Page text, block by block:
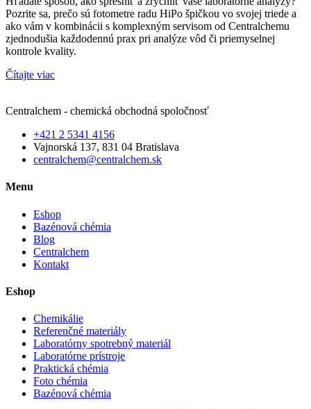
Pozrite sa, prečo sú fotometre radu HiPo špičkou vo svojej triede a
ako vám v kombinácii s komplexným servisom od Centralchemu
zjednodušia každodennú prax pri analýze vôd či priemyselnej
kontrole kvality.
Čítajte viac
Centralchem - chemická obchodná spoločnosť
+421 2 5341 4156
Vajnorská 137, 831 04 Bratislava
centralchem@centralchem.sk
Menu
Eshop
Bazénová chémia
Blog
Centralchem
Kontakt
Eshop
Chemikálie
Referenčné materiály
Laboratórny spotrebný materiál
Laboratórne prístroje
Praktická chémia
Foto chémia
Bazénová chémia